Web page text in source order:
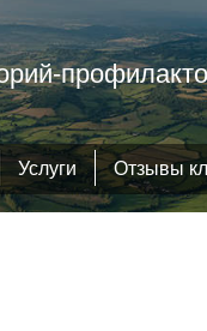
Услуги Отзывы